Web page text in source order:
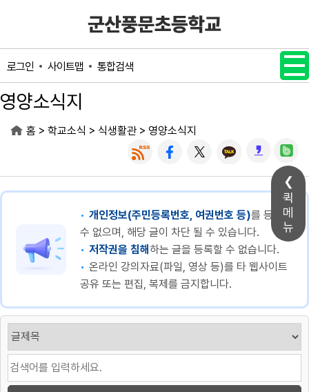
퀵
메
뉴
로그인 사이트맵 통합검색
영양소식지
홈 > 학교소식 > 식생활관 > 영양소식지
개인정보(주민등록번호, 여권번호 등)를 등록할
수 없으며, 해당 글이 차단 될 수 있습니다.
저작권을 침해하는 글을 등록할 수 없습니다.
온라인 강의자료(파일, 영상 등)를 타 웹사이트
공유 또는 편집, 복제를 금지합니다.